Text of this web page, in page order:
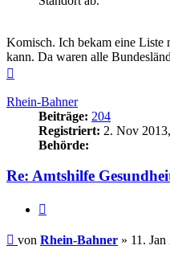
Komisch. Ich bekam eine Liste
kann. Da waren alle
Rhein-Bahner
Beiträge: 204
Registriert: 2. Nov
Behörde:
Re: Amtshilfe
Beitrag
von Rhein-Bahner » 11.